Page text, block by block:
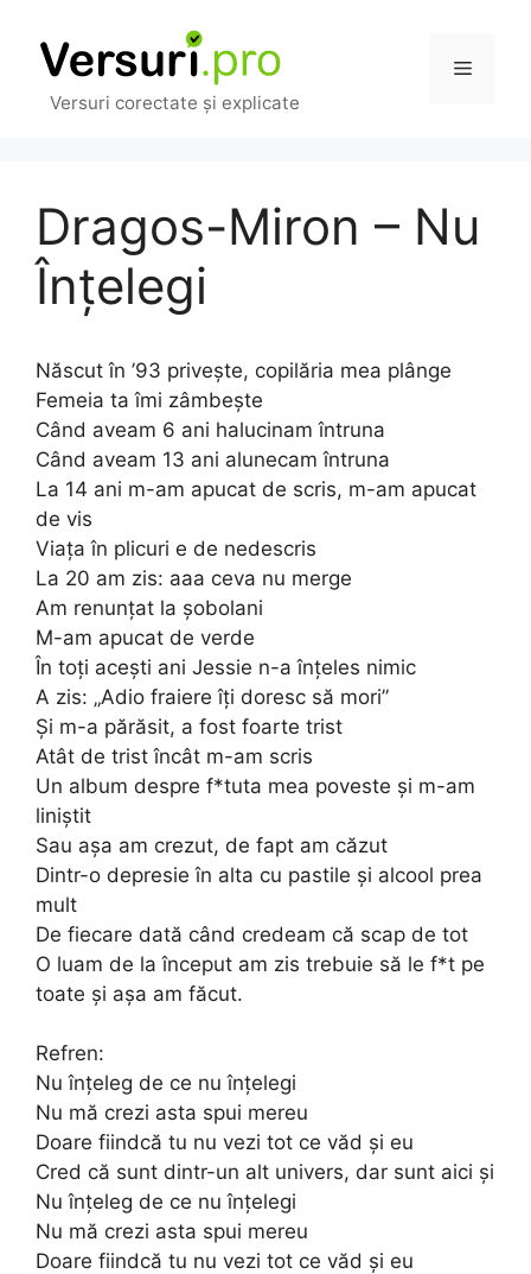
conținut
Versuri corectate și explicate
Meniu
Dragos-Miron – Nu
Înțelegi
Născut în ’93 privește, copilăria mea plânge
Femeia ta îmi zâmbește
Când aveam 6 ani halucinam întruna
Când aveam 13 ani alunecam întruna
La 14 ani m-am apucat de scris, m-am apucat
de vis
Viața în plicuri e de nedescris
La 20 am zis: aaa ceva nu merge
Am renunțat la șobolani
M-am apucat de verde
În toți acești ani Jessie n-a înțeles nimic
A zis: „Adio fraiere îți doresc să mori”
Și m-a părăsit, a fost foarte trist
Atât de trist încât m-am scris
Un album despre f*tuta mea poveste și m-am
liniștit
Sau așa am crezut, de fapt am căzut
Dintr-o depresie în alta cu pastile și alcool prea
mult
De fiecare dată când credeam că scap de tot
O luam de la început am zis trebuie să le f*t pe
toate și așa am făcut.
Refren:
Nu înțeleg de ce nu înțelegi
Nu mă crezi asta spui mereu
Doare fiindcă tu nu vezi tot ce văd și eu
Cred că sunt dintr-un alt univers, dar sunt aici și
Nu înțeleg de ce nu înțelegi
Nu mă crezi asta spui mereu
Doare fiindcă tu nu vezi tot ce văd și eu